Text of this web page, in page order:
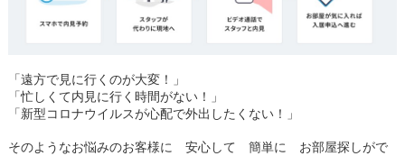
「遠方で見に行くのが大変！」
「忙しくて内見に行く時間がない！」
「新型コロナウイルスが心配で外出したくない！」
そのようなお悩みのお客様に 安心して 簡単に お部屋探しがで